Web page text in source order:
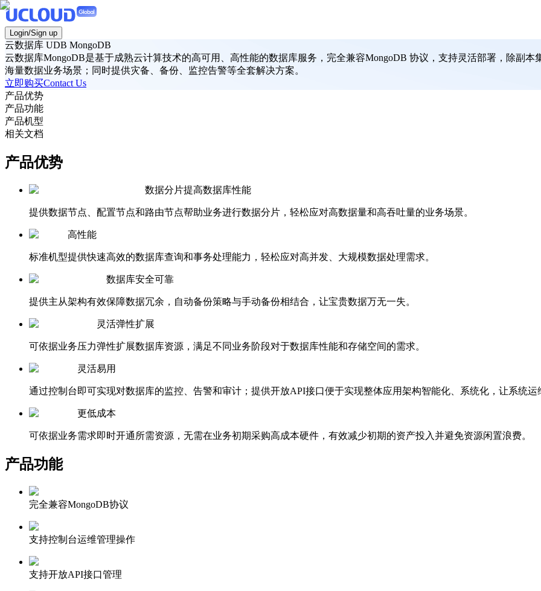
Login/Sign up
云数据库 UDB MongoDB
云数据库MongoDB是基于成熟云计算技术的高可用、高性能的数据库服务，完全兼容MongoDB 协议，支持灵活部署，除副
海量数据业务场景；同时提供灾备、备份、监控告警等全套解决方案。
立即购买Contact Us
产品优势
产品功能
产品机型
相关文档
产品优势
数据分片提高数据库性能
提供数据节点、配置节点和路由节点帮助业务进行数据分片，轻松应对高数据量和高吞吐量的业务场景。
高性能
标准机型提供快速高效的数据库查询和事务处理能力，轻松应对高并发、大规模数据处理需求。
数据库安全可靠
提供主从架构有效保障数据冗余，自动备份策略与手动备份相结合，让宝贵数据万无一失。
灵活弹性扩展
可依据业务压力弹性扩展数据库资源，满足不同业务阶段对于数据库性能和存储空间的需求。
灵活易用
通过控制台即可实现对数据库的监控、告警和审计；提供开放API接口便于实现整体应用架构智能化、系统化，让系统运
更低成本
可依据业务需求即时开通所需资源，无需在业务初期采购高成本硬件，有效减少初期的资产投入并避免资源闲置浪费。
产品功能
完全兼容MongoDB协议
支持控制台运维管理操作
支持开放API接口管理